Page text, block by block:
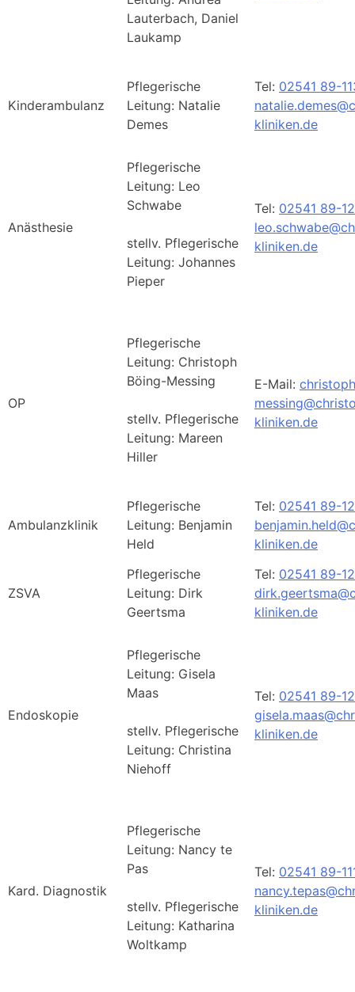
Lauterbach, Daniel
Laukamp
Kinderambulanz
Pflegerische
Leitung: Natalie
Demes
Tel: 02541 89-
kliniken.de
Anästhesie
Pflegerische
Leitung: Leo
Schwabe
stellv. Pflegerische
Leitung: Johannes
Pieper
Tel: 02541 89-
kliniken.de
OP
Pflegerische
Leitung: Christoph
Böing-Messing
stellv. Pflegerische
Leitung: Mareen
Hiller
E-Mail:
kliniken.de
Ambulanzklinik
Pflegerische
Leitung: Benjamin
Held
Tel: 02541 89-
kliniken.de
ZSVA
Pflegerische
Leitung: Dirk
Geertsma
Tel: 02541 89-
kliniken.de
Endoskopie
Pflegerische
Leitung: Gisela
Maas
stellv. Pflegerische
Leitung: Christina
Niehoff
Tel: 02541 89-
kliniken.de
Kard. Diagnostik
Pflegerische
Leitung: Nancy te
Pas
stellv. Pflegerische
Leitung: Katharina
Woltkamp
Tel: 02541 89-
kliniken.de